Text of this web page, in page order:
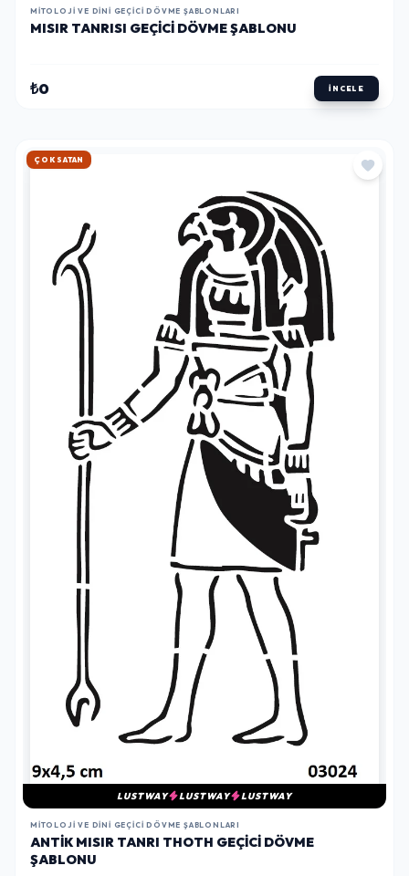
MITOLOJI VE DINI GEÇICI DÖVME ŞABLONLARI
MISIR TANRISI GEÇICI DÖVME ŞABLONU
₺0 İNCELE
HIZLI KARGO
LUSTWAY LUSTWAY LUSTWAY
MITOLOJI VE DINI GEÇICI DÖVME ŞABLONLARI
ANTIK MISIR TANRI THOTH GEÇICI DÖVME
ŞABLONU